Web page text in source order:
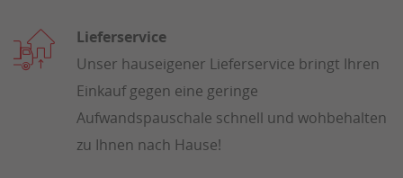
Lieferservice
Unser hauseigener Lieferservice bringt Ihren
Einkauf gegen eine geringe
Aufwandspauschale schnell und wohbehalten
zu Ihnen nach Hause!